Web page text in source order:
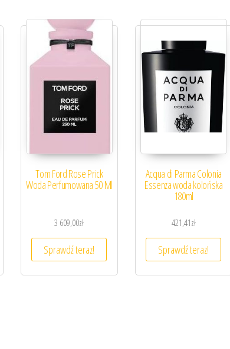
Tom Ford Rose Prick
Woda Perfumowana 50 Ml
3 609,00zł
Sprawdź teraz!
Acqua di Parma Colonia
Essenza woda kolońska
180ml
421,41zł
Sprawdź teraz!